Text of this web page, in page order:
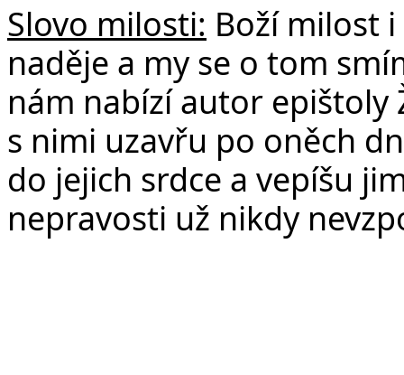
Slovo milosti: Boží milost
naděje a my se o tom
nám nabízí autor epištoly
s nimi uzavřu po oněch
do jejich srdce a vepíšu
nepravosti už nikdy